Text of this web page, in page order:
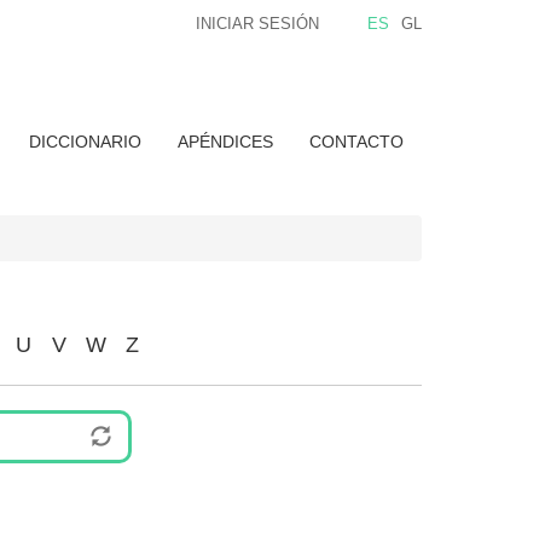
ES GL
INICIAR SESIÓN
DICCIONARIO APÉNDICES CONTACTO
U V W Z